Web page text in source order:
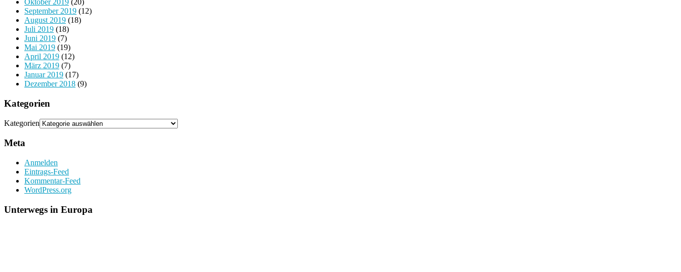
Oktober 2019 (20)
September 2019 (12)
August 2019 (18)
Juli 2019 (18)
Juni 2019 (7)
Mai 2019 (19)
April 2019 (12)
März 2019 (7)
Januar 2019 (17)
Dezember 2018 (9)
Kategorien
Kategorien
Meta
Anmelden
Eintrags-Feed
Kommentar-Feed
WordPress.org
Unterwegs in Europa